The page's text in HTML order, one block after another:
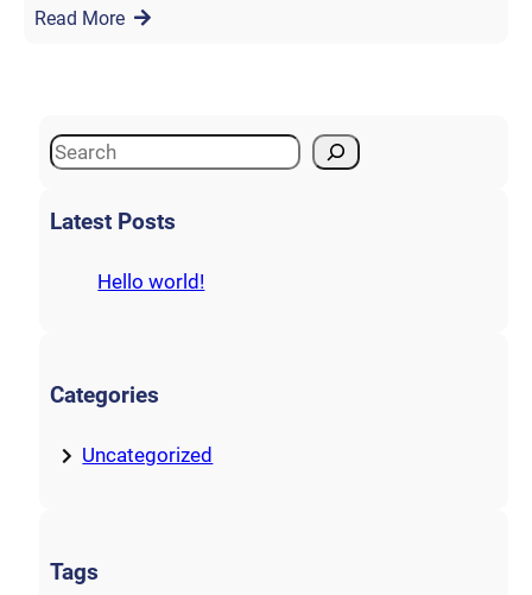
Read More
S
aLatest Posts
Hello world!
Categories
Uncategorized
Tags